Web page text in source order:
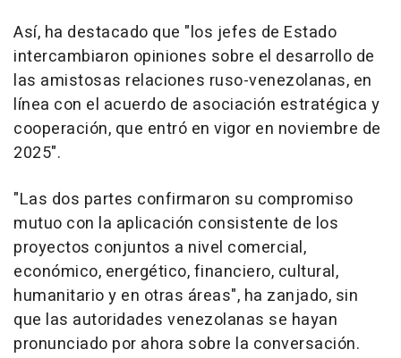
Así, ha destacado que "los jefes de Estado
intercambiaron opiniones sobre el desarrollo de
las amistosas relaciones ruso-venezolanas, en
línea con el acuerdo de asociación estratégica y
cooperación, que entró en vigor en noviembre de
2025".
"Las dos partes confirmaron su compromiso
mutuo con la aplicación consistente de los
proyectos conjuntos a nivel comercial,
económico, energético, financiero, cultural,
humanitario y en otras áreas", ha zanjado, sin
que las autoridades venezolanas se hayan
pronunciado por ahora sobre la conversación.